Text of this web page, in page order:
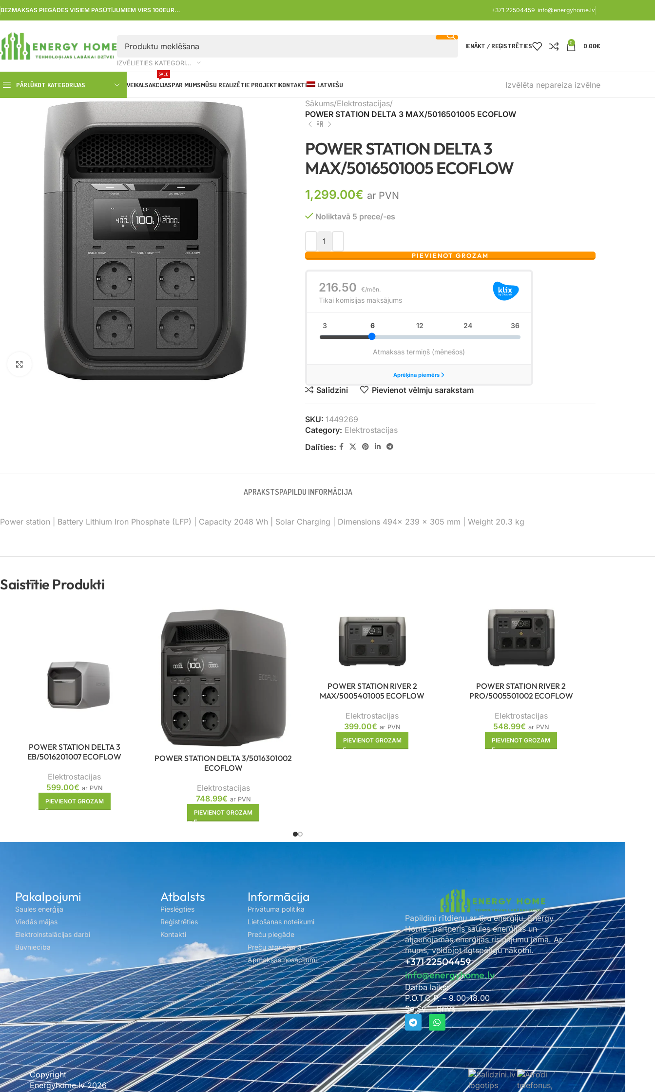
BEZMAKSAS PIEGĀDES VISIEM PASŪTĪJUMIEM VIRS 100EUR… +371 22504459 info@energyhome.lv
IZVĒLIETIES KATEGORIJU
IENĀKT / REĢISTRĒTIES 0 0.00€
PĀRLŪKOT KATEGORIJAS VEIKALSAKCIJAS
SALE
PAR MUMSMŪSU REALIZĒTIE PROJEKTIKONTAKTI LATVIEŠU Izvēlēta nepareiza izvēlne
Noklikšķiniet, lai palielinātu
Sākums Elektrostacijas
POWER STATION DELTA 3 MAX/5016501005 ECOFLOW
POWER STATION DELTA 3
MAX/5016501005 ECOFLOW
1,299.00€ ar PVN
Noliktavā 5 prece/-es
PIEVIENOT GROZAM
Salīdzini Pievienot vēlmju sarakstam
SKU: 1449269
Category: Elektrostacijas
Dalīties:
APRAKSTSPAPILDU INFORMĀCIJA
Power station | Battery Lithium Iron Phosphate (LFP) | Capacity 2048 Wh | Solar Charging | Dimensions 494x 239 x 305 mm | Weight 20.3 kg
Saistītie Produkti
POWER STATION DELTA 3
EB/5016201007 ECOFLOW
Elektrostacijas
599.00€ ar PVN
PIEVIENOT GROZAM
POWER STATION DELTA 3/5016301002
ECOFLOW
Elektrostacijas
748.99€ ar PVN
PIEVIENOT GROZAM
POWER STATION RIVER 2
MAX/5005401005 ECOFLOW
Elektrostacijas
399.00€ ar PVN
PIEVIENOT GROZAM
POWER STATION RIVER 2
PRO/5005501002 ECOFLOW
Elektrostacijas
548.99€ ar PVN
PIEVIENOT GROZAM
Pakalpojumi
Saules enerģija
Viedās mājas
Elektroinstalācijas darbi
Būvniecība
Atbalsts
Pieslēgties
Reģistrēties
Kontakti
Informācija
Privātuma politika
Lietošanas noteikumi
Preču piegāde
Preču atgriešana
Apmaksas nosacījumi
Papildini rītdienu ar tīru enerģiju. Energy
Home- partneris saules enerģijas un
atjaunojamās enerģijas risinājumu jomā. Ar
mums, veidojot ilgtspējīgu nākotni.
+371 22504459
info@energyhome.lv
Darba laiks:
P.O.T.C.P. – 9.00-18.00
Se.Sv. – Brīvs
Copyright
Energyhome.lv 2026